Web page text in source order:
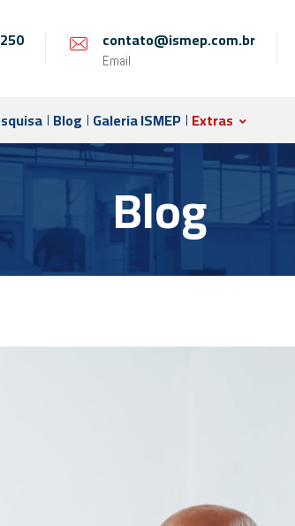
contato@ismep.com.br
Email
Blog Galeria ISMEP Extras
Blog